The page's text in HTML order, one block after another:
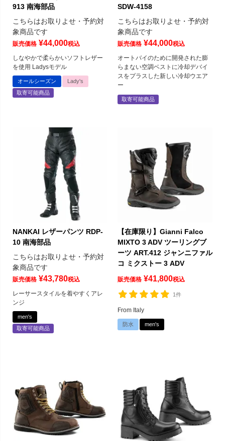
913 南海部品
こちらはお取りよせ・予約対
象商品です
販売価格 ¥44,000税込
しなやかで柔らかいソフトレザー
を使用 Ladysモデル
オールシーズン
Lady's
取寄可能商品
SDW-4158
こちらはお取りよせ・予約対
象商品です
販売価格 ¥44,000税込
オートバイのために開発された膨
らまない空調ベストに冷却デバイ
スをプラスした新しい冷却ウエア
ー
取寄可能商品
NANKAI レザーパンツ RDP-
10 南海部品
こちらはお取りよせ・予約対
象商品です
販売価格 ¥43,780税込
レーサースタイルを着やすくアレ
ンジ
men's
取寄可能商品
【在庫限り】Gianni Falco
MIXTO 3 ADV ツーリングブ
ーツ ART.412 ジャンニファル
コ ミクストー 3 ADV
販売価格 ¥41,800税込
1件
From Italy
防水 men's